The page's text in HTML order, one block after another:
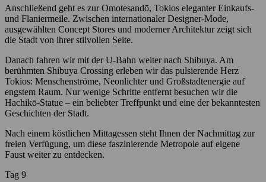
​​​​Anschließend geht es zur Omotesandō, Tokios eleganter Einkaufs-
und Flaniermeile. Zwischen internationaler Designer-Mode,
ausgewählten Concept Stores und moderner Architektur zeigt sich
die Stadt von ihrer stilvollen Seite.
Danach fahren wir mit der U-Bahn weiter nach Shibuya. Am
berühmten Shibuya Crossing erleben wir das pulsierende Herz
Tokios: Menschenströme, Neonlichter und Großstadtenergie auf
engstem Raum. Nur wenige Schritte entfernt besuchen wir die
Hachikō-Statue – ein beliebter Treffpunkt und eine der bekanntesten
Geschichten der Stadt.
Nach einem köstlichen Mittagessen steht Ihnen der Nachmittag zur
freien Verfügung, um diese faszinierende Metropole auf eigene
Faust weiter zu entdecken.
Tag 9